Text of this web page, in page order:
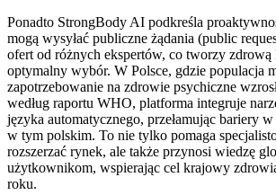
Ponadto StrongBody AI podkreśla
mogą wysyłać publiczne żądania (public
ofert od różnych ekspertów, co tworzy zdrową
optymalny wybór. W Polsce, gdzie populacja
zapotrzebowanie na zdrowie psychiczne
według raportu WHO, platforma integruje
języka automatycznego, przełamując bariery
w tym polskim. To nie tylko pomaga
rozszerzać rynek, ale także przynosi wiedzę
użytkownikom, wspierając cel krajowy
roku.